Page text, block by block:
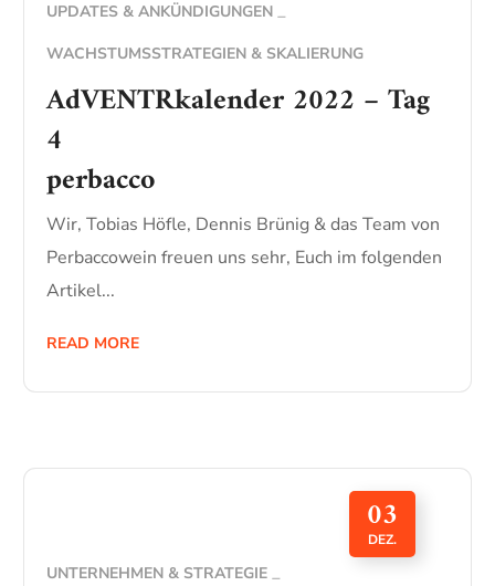
UPDATES & ANKÜNDIGUNGEN
WACHSTUMSSTRATEGIEN & SKALIERUNG
AdVENTRkalender 2022 – Tag
4
perbacco
Wir, Tobias Höfle, Dennis Brünig & das Team von
Perbaccowein freuen uns sehr, Euch im folgenden
Artikel...
READ MORE
03
DEZ.
UNTERNEHMEN & STRATEGIE